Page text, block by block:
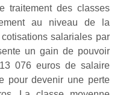
traitement des classes
au niveau de la
salariales par
un gain de pouvoir
076 euros de salaire
pour devenir une perte